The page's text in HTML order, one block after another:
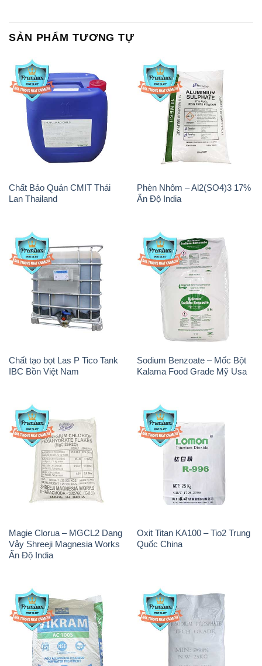
SẢN PHẨM TƯƠNG TỰ
Chất Bảo Quản CMIT Thái
Lan Thailand
Phèn Nhôm – Al2(SO4)3 17%
Ấn Độ India
Chất tạo bọt Las P Tico Tank
IBC Bồn Việt Nam
Sodium Benzoate – Mốc Bột
Kalama Food Grade Mỹ Usa
Magie Clorua – MGCL2 Dạng
Vảy Shreeji Magnesia Works
Ấn Độ India
Oxit Titan KA100 – Tio2 Trung
Quốc China